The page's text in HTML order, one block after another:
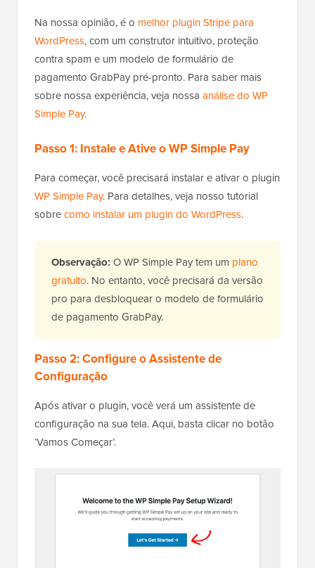
Na nossa opinião, é o melhor plugin Stripe para
WordPress, com um construtor intuitivo, proteção
contra spam e um modelo de formulário de
pagamento GrabPay pré-pronto. Para saber mais
sobre nossa experiência, veja nossa análise do WP
Simple Pay.
Passo 1: Instale e Ative o WP Simple Pay
Para começar, você precisará instalar e ativar o plugin
WP Simple Pay. Para detalhes, veja nosso tutorial
sobrecomo instalar um plugin do WordPress.
Observação: O WP Simple Pay tem um plano
gratuito. No entanto, você precisará da versão
pro para desbloquear o modelo de formulário
de pagamento GrabPay.
Passo 2: Configure o Assistente de
Configuração
Após ativar o plugin, você verá um assistente de
configuração na sua tela. Aqui, basta clicar no botão
‘Vamos Começar’.